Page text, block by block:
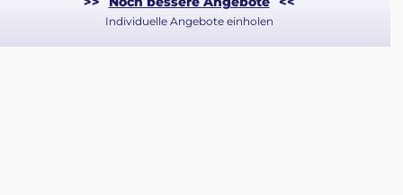
Individuelle Angebote einholen